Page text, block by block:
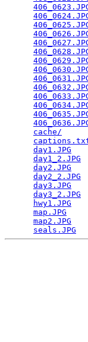
cache/
day1.JPG
day1_2.JPG
day2.JPG
day2_2.JPG
day3.JPG
day3_2.JPG
hwy1.JPG
map.JPG
map2.JPG
seals.JPG